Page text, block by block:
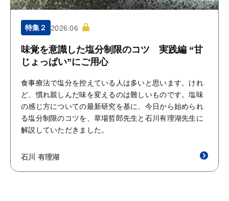
特集２ 2026.06
味覚を意識した塩分制限のコツ 実践編 “甘
じょっぱい”にご用心
食事療法で塩分を控えている人は多いと思います。けれ
ど、慣れ親しんだ味を変えるのは難しいものです。塩味
の感じ方についての最新研究を基に、今日から始められ
る塩分制限のコツを、草場哲郎先生と石川有理湖先生に
解説していただきました。
石川 有理湖